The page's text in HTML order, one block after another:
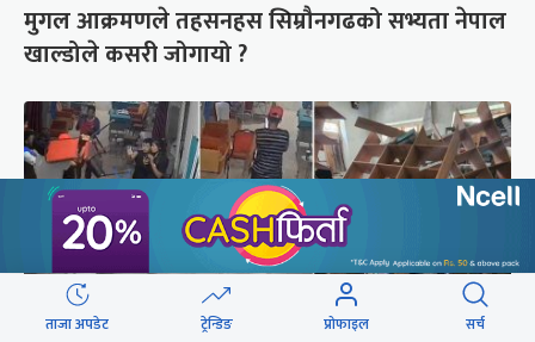
मुगल आक्रमणले तहसनहस सिम्रौनगढको सभ्यता नेपाल
खाल्डोले कसरी जोगायो ?
ताजा अपडेट ट्रेन्डिङ प्रोफाइल सर्च